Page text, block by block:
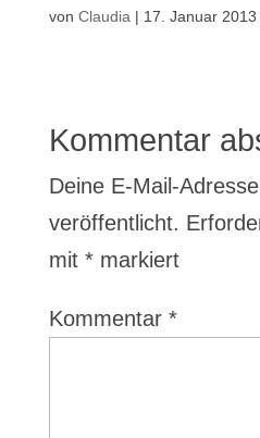
von Claudia | 17. Januar 2013
Kommentar
Deine E-Mail-
veröffentlicht.
mit *markiert
Kommentar *